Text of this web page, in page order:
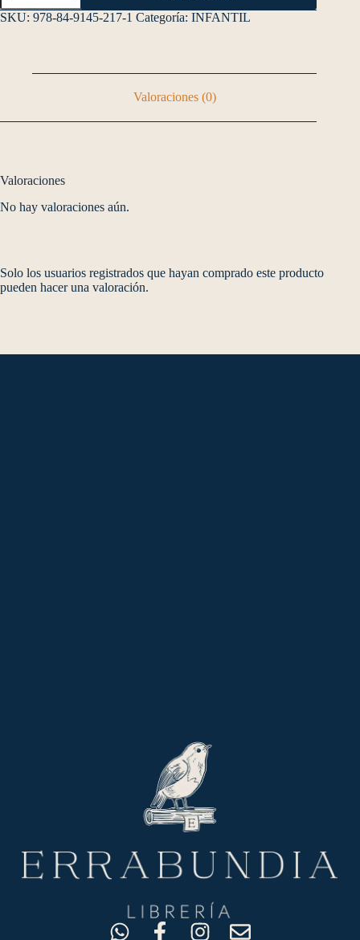
SKU: 978-84-9145-217-1 Categoría: INFANTIL
Valoraciones (0)
Valoraciones
No hay valoraciones aún.
Solo los usuarios registrados que hayan comprado este producto
pueden hacer una valoración.